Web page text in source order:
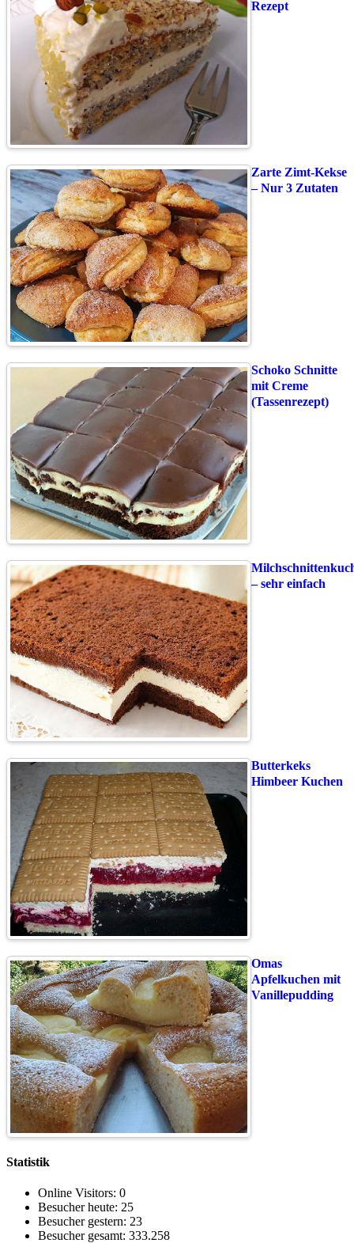
Rezept
Zarte Zimt-Kekse
– Nur 3 Zutaten
Schoko Schnitte
mit Creme
(Tassenrezept)
– sehr einfach
Butterkeks
Himbeer Kuchen
Omas
Apfelkuchen mit
Vanillepudding
Statistik
Online Visitors: 0
Besucher heute: 25
Besucher gestern: 23
Besucher gesamt: 333.258